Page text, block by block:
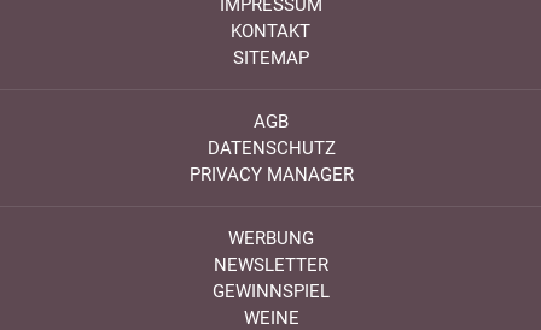
IMPRESSUM
KONTAKT
SITEMAP
AGB
DATENSCHUTZ
PRIVACY MANAGER
WERBUNG
NEWSLETTER
GEWINNSPIEL
WEINE